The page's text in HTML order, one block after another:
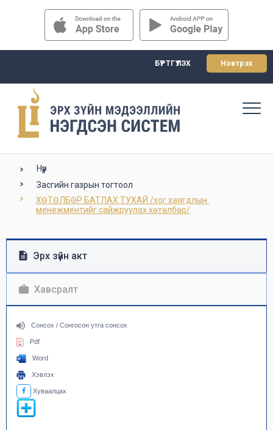
БҮРТГҮҮЛЭХ Нэвтрэх
Нүүр
Засгийн газрын тогтоол
ХӨТӨЛБӨР БАТЛАХ ТУХАЙ /хог хаягдлын
менежментийг сайжруулах хөтөлбөр/
Эрх зүйн акт
Хавсралт
Сонсох / Сонгосон утга сонсох
Pdf
Word
Хэвлэх
Хуваалцах